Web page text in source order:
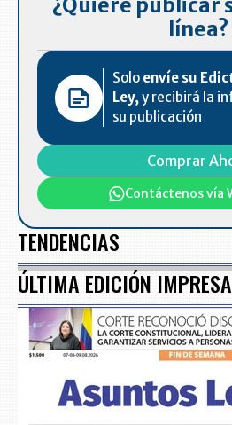
¿Quiere publicar
línea?
Solo envíe su
Ley,y recibirá la
su publicación
Comprar
Contáctenos vía
TENDENCIAS
ÚLTIMA EDICIÓN IMPRESA